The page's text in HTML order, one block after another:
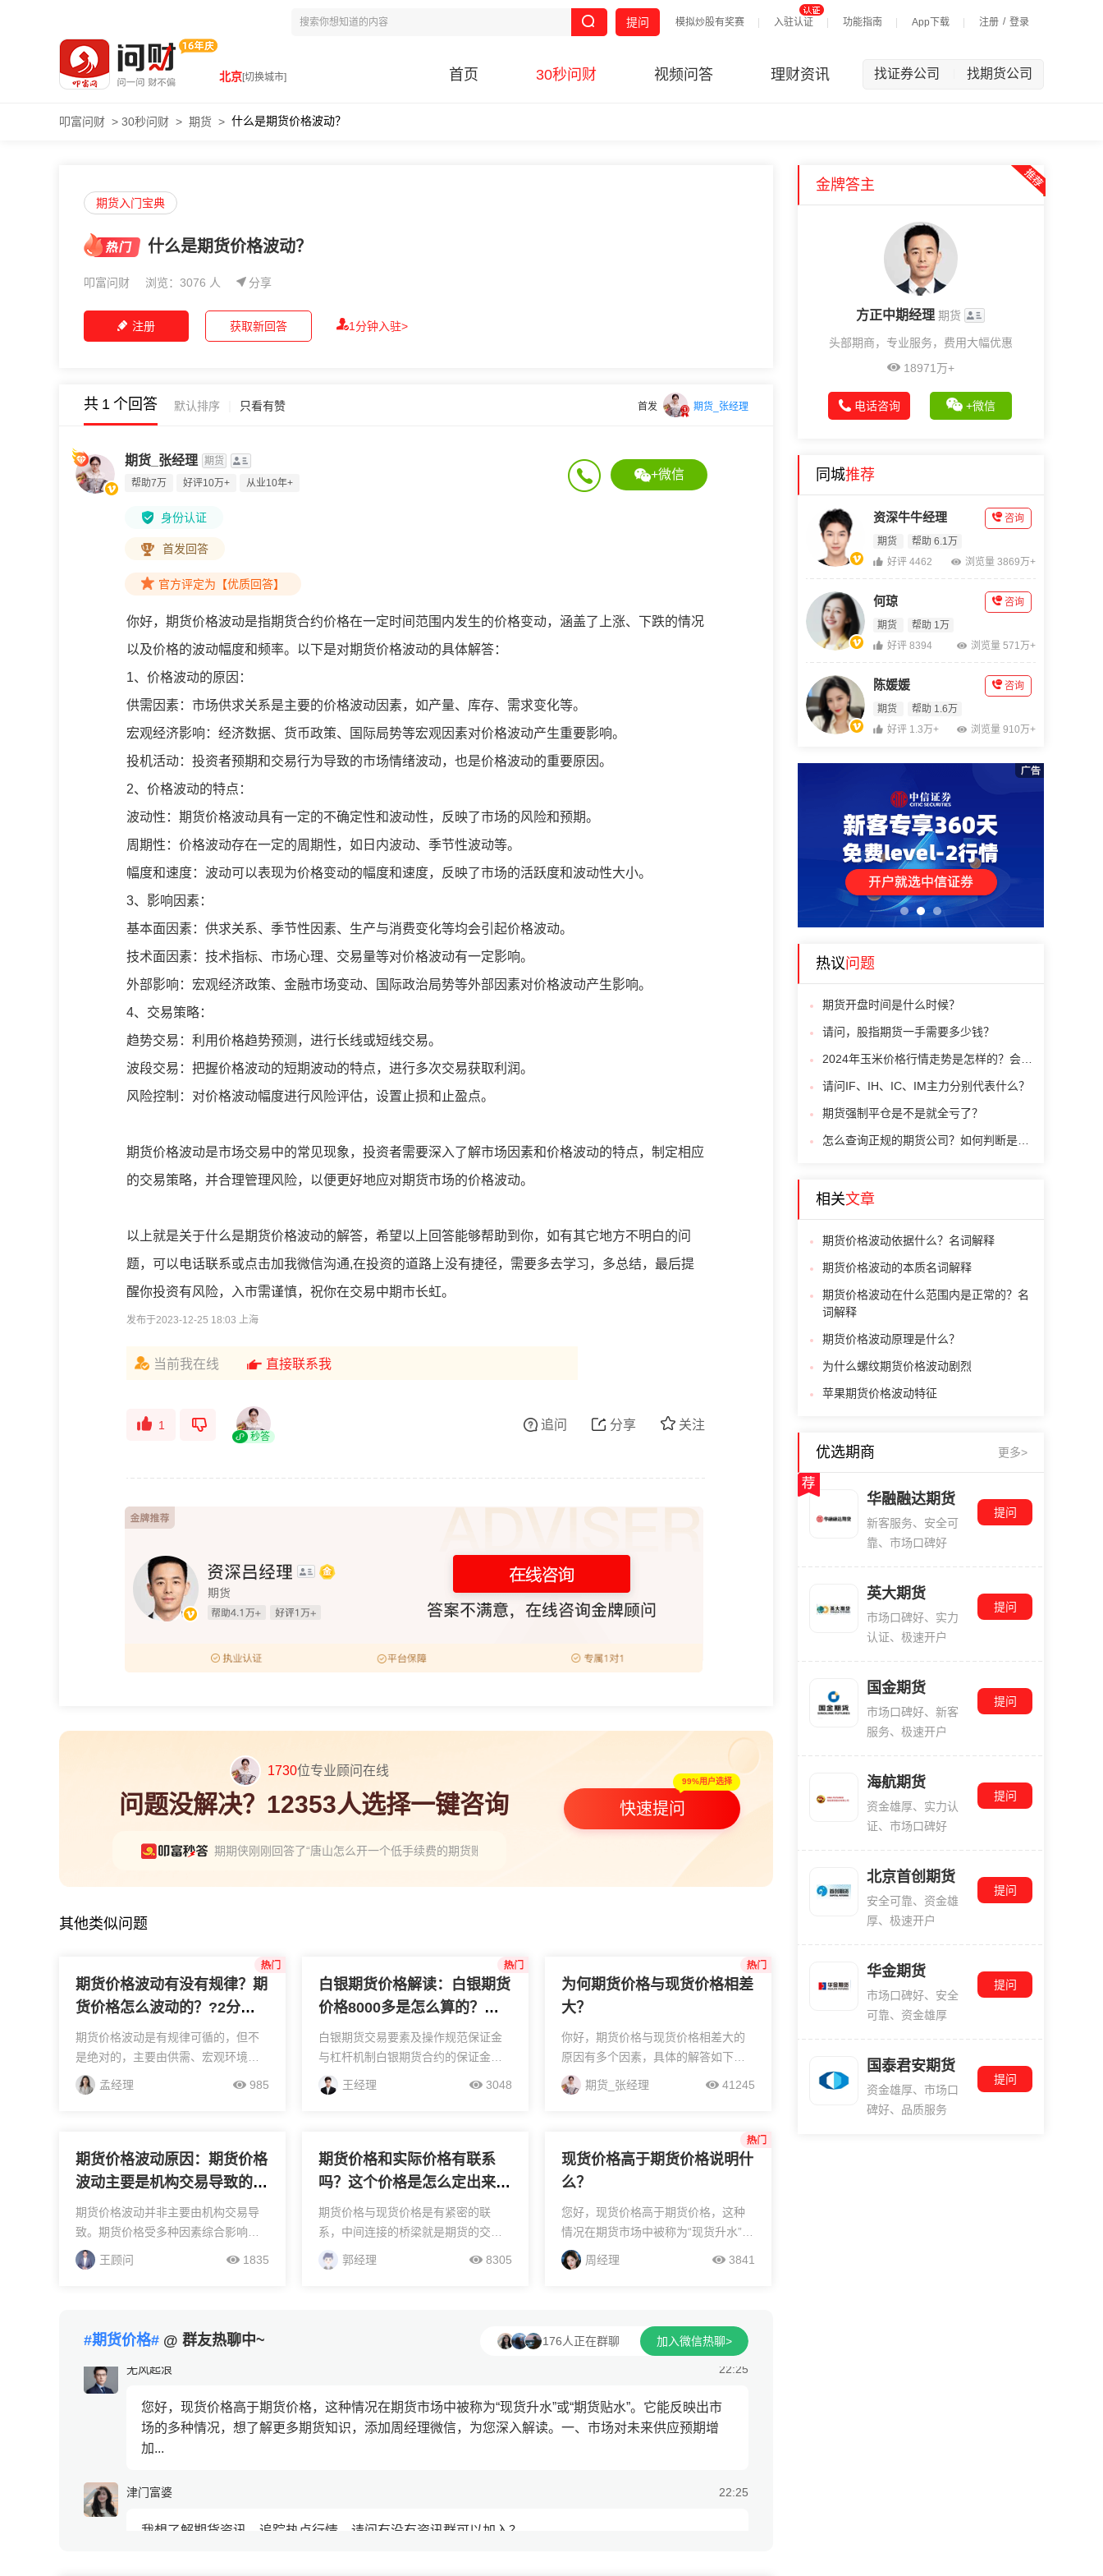
模拟炒股有奖赛 入驻认证 功能指南 App下载 注册 / 登录
提问
北京[切换城市] 首页 30秒问财 视频问答 理财资讯 找证券公司 找期货公司
叩富问财 > 30秒问财 > 期货 > 什么是期货价格波动？
期货入门宝典
什么是期货价格波动？
叩富问财 浏览：3076 人 分享
注册 1分钟入驻>
获取新回答
共 1 个回答 默认排序 只看有赞 首发 期货_张经理
+微信
期货_张经理 期货
帮助7万
好评10万+ 从业10年+
身份认证
首发回答
官方评定为【优质回答】
你好， 期货价格波动是指期货合约价格在一定时间范围内发生的价格变动，涵盖了上涨、下跌的情况
以及价格的波动幅度和频率。以下是对期货价格波动的具体解答：
1、价格波动的原因：
供需因素：市场供求关系是主要的价格波动因素，如产量、库存、需求变化等。
宏观经济影响：经济数据、货币政策、国际局势等宏观因素对价格波动产生重要影响。
投机活动：投资者预期和交易行为导致的市场情绪波动，也是价格波动的重要原因。
2、价格波动的特点：
波动性：期货价格波动具有一定的不确定性和波动性，反映了市场的风险和预期。
周期性：价格波动存在一定的周期性，如日内波动、季节性波动等。
幅度和速度：波动可以表现为价格变动的幅度和速度，反映了市场的活跃度和波动性大小。
3、影响因素：
基本面因素：供求关系、季节性因素、生产与消费变化等均会引起价格波动。
技术面因素：技术指标、市场心理、交易量等对价格波动有一定影响。
外部影响：宏观经济政策、金融市场变动、国际政治局势等外部因素对价格波动产生影响。
4、交易策略：
趋势交易：利用价格趋势预测，进行长线或短线交易。
波段交易：把握价格波动的短期波动的特点，进行多次交易获取利润。
风险控制：对价格波动幅度进行风险评估，设置止损和止盈点。
期货价格波动是市场交易中的常见现象，投资者需要深入了解市场因素和价格波动的特点，制定相应
的交易策略，并合理管理风险，以便更好地应对期货市场的价格波动。
以上就是关于什么是期货价格波动的解答， 希望以上回答能够帮助到你，如有其它地方不明白的问
题，可以电话联系或点击加我微信沟通,在投资的道路上没有捷径，需要多去学习，多总结，最后提
醒你投资有风险，入市需谨慎，祝你在交易中期市长虹。
发布于2023-12-25 18:03 上海
当前我在线 直接联系我
1
秒答
关注
分享
追问
1730位专业顾问在线
问题没解决？12353人选择一键咨询
期期侠刚刚回答了“唐山怎么开一个低手续费的期货账户？”
99%用户选择
快速提问
其他类似问题
期货价格波动有没有规律？期
货价格怎么波动的？?2分钟
就能明白的知识，别错过！
期货价格波动是有规律可循的，但不
是绝对的，主要由供需、宏观环境和
市场情绪这几个核心因素驱动。咱们
先把底层逻辑讲透：供需是最根本的
孟经理 985
白银期货价格解读：白银期货
价格8000多是怎么算的？单
位及波动逻辑
白银期货交易要素及操作规范保证金
与杠杆机制白银期货合约的保证金比
例设定为12%，对应杠杆倍数为8倍。
以当前市场价格估算，每手交易所需
王经理 3048
为何期货价格与现货价格相差
大？
你好，期货价格与现货价格相差大的
原因有多个因素，具体的解答如下：
1、需求与供应影响：期货市场是为了
满足特定时间未来的需求而存在的，
期货_张经理 41245
期货价格波动原因：期货价格
波动主要是机构交易导致的
吗？
期货价格波动并非主要由机构交易导
致。期货价格受多种因素综合影响，
机构交易只是其中一部分因素。需要
注意的是，不能片面地将价格波动都
王顾问 1835
期货价格和实际价格有联系
吗？这个价格是怎么定出来的
呢？知道的麻烦说一下
期货价格与现货价格是有紧密的联
系，中间连接的桥梁就是期货的交割
制度。如果期货现货价格出现偏离，
则存在套利空间。通过买期卖现或卖
郭经理 8305
现货价格高于期货价格说明什
么？
您好，现货价格高于期货价格，这种
情况在期货市场中被称为“现货升水”或
“期货贴水”。它能反映出市场的多种情
况，想了解更多期货知识，添加周经
周经理 3841
#期货价格# @ 群友热聊中~
无风起浪 22:25
加...
津门富婆 22:25
我想了解期货资讯，追踪热点行情，请问有没有资讯群可以加入？
有的，群里每日分享期货观点，市场资讯，我拉您进群吧~
176人正在群聊 加入微信热聊>
金牌答主
方正中期经理 期货
头部期商，专业服务，费用大幅优惠
18971万+
电话咨询 +微信
同城推荐
资深牛牛经理
期货 帮助 6.1万
咨询
好评 4462 浏览量 3869万+
何琼
期货 帮助 1万
咨询
好评 8394 浏览量 571万+
陈媛媛
期货 帮助 1.6万
咨询
好评 1.3万+ 浏览量 910万+
1
热议问题
期货开盘时间是什么时候？
请问，股指期货一手需要多少钱？
请问IF、IH、IC、IM主力分别代表什么？
期货强制平仓是不是就全亏了？
相关文章
期货价格波动依据什么？名词解释
期货价格波动的本质名词解释
期货价格波动在什么范围内是正常的？名
词解释
期货价格波动原理是什么？
为什么螺纹期货价格波动剧烈
苹果期货价格波动特征
优选期商 更多>
华融融达期货
新客服务、安全可
靠、市场口碑好
提问
英大期货
市场口碑好、实力
认证、极速开户
提问
国金期货
市场口碑好、新客
服务、极速开户
提问
海航期货
资金雄厚、实力认
证、市场口碑好
提问
北京首创期货
安全可靠、资金雄
厚、极速开户
提问
华金期货
市场口碑好、安全
可靠、资金雄厚
提问
国泰君安期货
资金雄厚、市场口
碑好、品质服务
提问